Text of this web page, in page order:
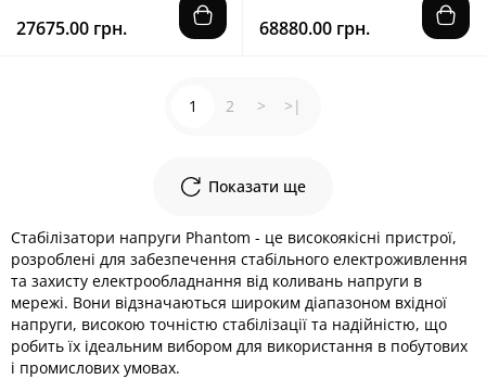
27675.00 грн. 68880.00 грн.
Показати ще
1 2 > >|
​Стабілізатори напруги Phantom - це високоякісні пристрої,
розроблені для забезпечення стабільного електроживлення
та захисту електрообладнання від коливань напруги в
мережі. Вони відзначаються широким діапазоном вхідної
напруги, високою точністю стабілізації та надійністю, що
робить їх ідеальним вибором для використання в побутових
і промислових умовах.​